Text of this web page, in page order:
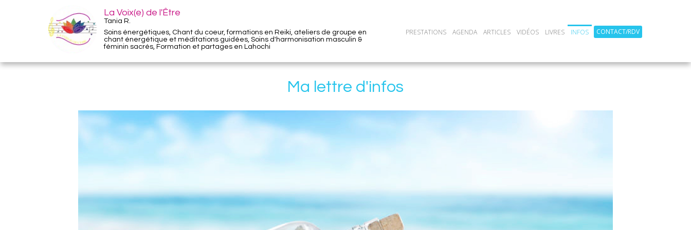
La Voix(e) de l'Être
Tania R.
Soins énergétiques, Chant du coeur, formations en Reiki, ateliers de groupe en
chant énergétique et méditations guidées, Soins d'harmonisation masculin &
féminin sacrés, Formation et partages en Lahochi
PRESTATIONS AGENDA ARTICLES VIDÉOS LIVRES INFOS CONTACT/RDV
Ma lettre d'infos